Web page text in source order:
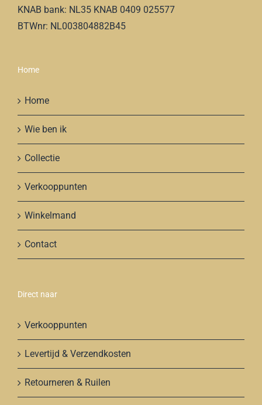
KNAB bank: NL35 KNAB 0409 025577
BTWnr: NL003804882B45
Home
Home
Wie ben ik
Collectie
Verkooppunten
Winkelmand
Contact
Direct naar
Verkooppunten
Levertijd & Verzendkosten
Retourneren & Ruilen